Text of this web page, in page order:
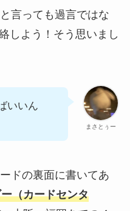
言っても過言ではな
しよう！そう思いまし
まさとぅー
いいん
ドの裏面に書いてあ
（カードセンタ